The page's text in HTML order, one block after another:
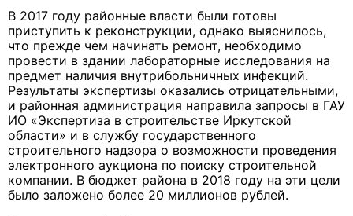
В 2017 году районные власти были готовы
приступить к реконструкции, однако выяснилось,
что прежде чем начинать ремонт, необходимо
провести в здании лабораторные исследования на
предмет наличия внутрибольничных инфекций.
Результаты экспертизы оказались отрицательными,
и районная администрация направила запросы в ГАУ
ИО «Экспертиза в строительстве Иркутской
области» и в службу государственного
строительного надзора о возможности проведения
электронного аукциона по поиску строительной
компании. В бюджет района в 2018 году на эти цели
было заложено более 20 миллионов рублей.